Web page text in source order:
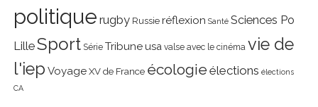
politique rugby Russie réflexion Santé Sciences Po
LilleSport Série Tribune usa valse avec le cinéma vie de
l'iep Voyage XV de France écologie élections élections
CA